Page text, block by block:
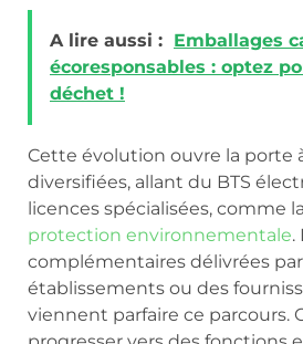
A lire aussi : Emballages
écoresponsables : optez
déchet !
Cette évolution ouvre la porte
diversifiées, allant du BTS
licences spécialisées, comme la
protection environnementale.
complémentaires délivrées
établissements ou des
viennent parfaire ce parcours.